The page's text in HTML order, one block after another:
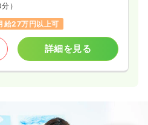
）
給27万円以上可
詳細を見る